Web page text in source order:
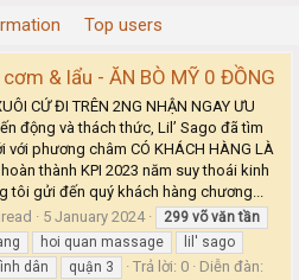
Top users
& lẩu - ĂN BÒ MỸ 0 ĐỒNG
CỨ ĐI TRÊN 2NG NHẬN NGAY ƯU
động và thách thức, Lil’ Sago đã tìm
phương châm CÓ KHÁCH HÀNG LÀ
thành KPI 2023 năm suy thoái kinh
tôi gửi đến quý khách hàng chương...
5 January 2024 299 võ văn tần
hoi quan massage
lil' sago
dân quận 3 Trả lời: 0
Diễn đàn: